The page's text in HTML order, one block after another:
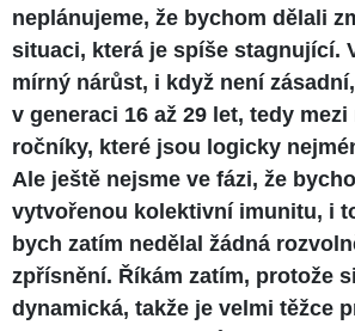
neplánujeme, že bychom dělali
situaci, která je spíše stagnující.
mírný nárůst, i když není
v generaci 16 až 29 let, tedy
ročníky, které jsou logicky
Ale ještě nejsme ve fázi, že
vytvořenou kolektivní imunitu, i
bych zatím nedělal žádná
zpřísnění. Říkám zatím, protože
dynamická, takže je velmi těžce